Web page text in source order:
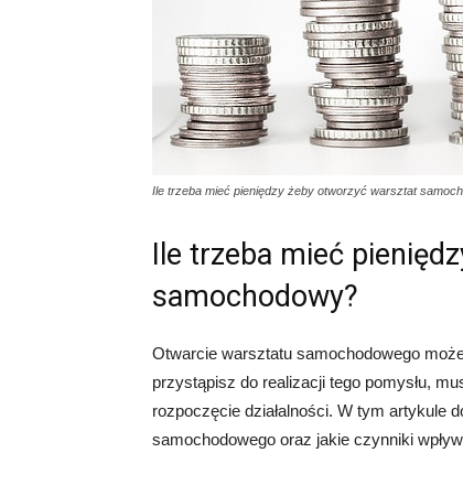
Ile trzeba mieć pieniędzy żeby otworzyć warsztat
Ile trzeba mieć
samochodowy?
Otwarcie warsztatu samochodowego
przystąpisz do realizacji tego pomysłu,
rozpoczęcie działalności. W tym artykule
samochodowego oraz jakie czynniki